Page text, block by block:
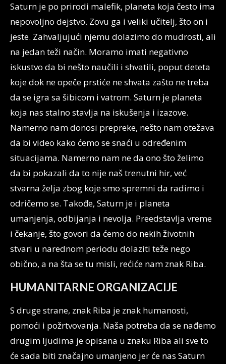
Saturn je po prirodi malefik, planeta koja često ima
nepovoljno dejstvo. Zovu ga i veliki učitelj, što on i
jeste. Zahvaljujući njemu dolazimo do mudrosti, ali
na jedan teži način. Moramo imati negativno
iskustvo da bi nešto naučili i shvatili, poput deteta
koje dok ne opeče prstiće ne shvata zašto ne treba
da se igra sa šibicom i vatrom. Saturn je planeta
koja nas stalno stavlja na iskušenja i izazove.
Namerno nam donosi prepreke, nešto nam otežava
da bi video kako ćemo se snaći u određenim
situacijama. Namerno nam ne da ono što želimo
da bi pokazali da to nije naš trenutni hir, već
stvarna želja zbog koje smo spremni da radimo i
odričemo se. Takođe, Saturn je i planeta
umanjenja, odbijanja i nevolja. Preedstavlja vreme
i čekanje, što govori da ćemo do nekih životnih
stvari u narednom periodu dolaziti teže nego
obično, a na šta se tu misli, rećiće nam znak Riba.
HUMANITARNE ORGANIZACIJE
S druge strane, znak Riba je znak humanosti,
pomoći i požrtvovanja. Naša potreba da se nađemo
drugim ljudima je opisana u znaku Riba ali sve to
će sada biti značajno umanjeno jer će nas Saturn